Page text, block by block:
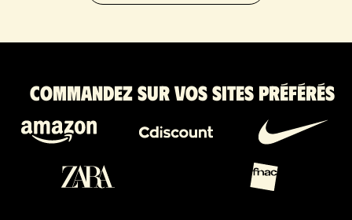
Commandez sur vos sites préférés